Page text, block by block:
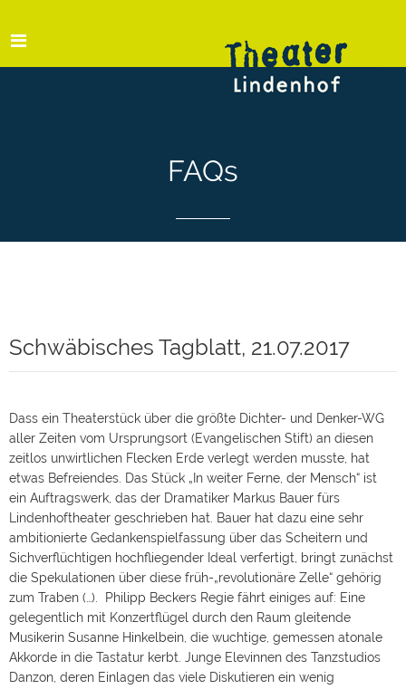
FAQs
Schwäbisches Tagblatt, 21.07.2017
Dass ein Theaterstück über die größte Dichter- und Denker-WG
aller Zeiten vom Ursprungsort (Evangelischen Stift) an diesen
zeitlos unwirtlichen Flecken Erde verlegt werden musste, hat
etwas Befreiendes. Das Stück „In weiter Ferne, der Mensch“ ist
ein Auftragswerk, das der Dramatiker Markus Bauer fürs
Lindenhoftheater geschrieben hat. Bauer hat dazu eine sehr
ambitionierte Gedankenspielfassung über das Scheitern und
Sichverflüchtigen hochfliegender Ideal verfertigt, bringt zunächst
die Spekulationen über diese früh-„revolutionäre Zelle“ gehörig
zum Traben (…). Philipp Beckers Regie fährt einiges auf: Eine
gelegentlich mit Konzertflügel durch den Raum gleitende
Musikerin Susanne Hinkelbein, die wuchtige, gemessen atonale
Akkorde in die Tastatur kerbt. Junge Elevinnen des Tanzstudios
Danzon, deren Einlagen das viele Diskutieren ein wenig